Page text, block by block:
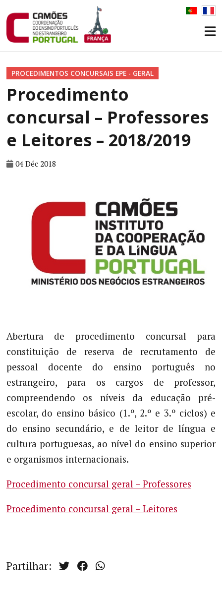
PROCEDIMENTOS CONCURSAIS EPE - GERAL
Procedimento
concursal – Professores
e Leitores – 2018/2019
04 Déc 2018
Abertura de procedimento concursal para
constituição de reserva de recrutamento de
pessoal docente do ensino português no
estrangeiro, para os cargos de professor,
compreendendo os níveis da educação pré-
escolar, do ensino básico (1.º, 2.º e 3.º ciclos) e
do ensino secundário, e de leitor de língua e
cultura portuguesas, ao nível do ensino superior
e organismos internacionais.
Procedimento concursal geral – Professores
Procedimento concursal geral – Leitores
Partilhar: